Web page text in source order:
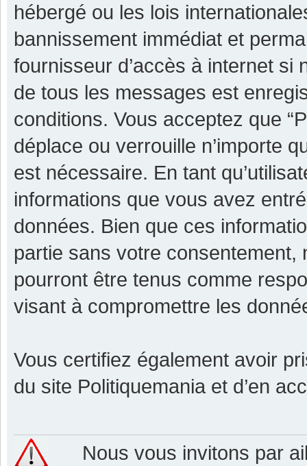
hébergé ou les lois
bannissement immédiat et
fournisseur d’accès à internet si
de tous les messages est
conditions. Vous acceptez que
déplace ou verrouille n’importe
est nécessaire. En tant
informations que vous avez
données. Bien que ces
partie sans votre consentement,
pourront être tenus comme
visant à compromettre les
Vous certifiez également avoir
du site Politiquemania et d’en
Nous vous invitons par